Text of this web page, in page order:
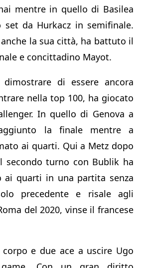
mentre in quello di Basilea
set da Hurkacz in semifinale.
la sua città, ha battuto il
e concittadino Mayot.
di essere ancora
nella top 100, ha giocato
In quello di Genova a
la finale mentre a
ai quarti. Qui a Metz dopo
secondo turno con Bublik ha
ai quarti in una partita senza
precedente e risale agli
del 2020, vinse il francese
e due ace a uscire Ugo